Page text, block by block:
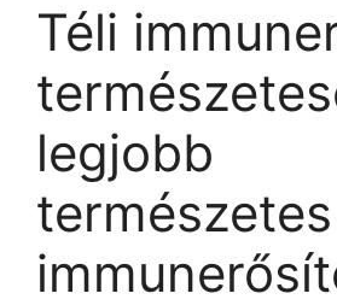
Téli
legjobb